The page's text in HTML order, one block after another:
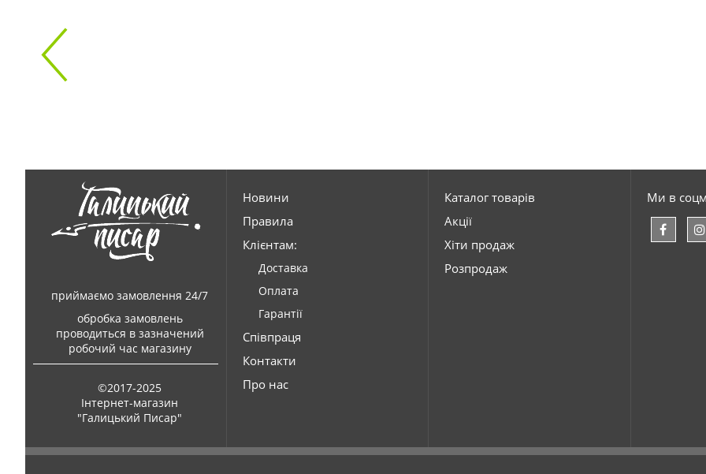
приймаємо замовлення 24/7
обробка замовлень
проводиться в зазначений
робочий час магазину
©2017-2025
Інтернет-магазин
"Галицький Писар"
Новини
Правила
Клієнтам:
Доставка
Оплата
Гарантії
Співпраця
Контакти
Про нас
Каталог товарів
Акції
Хіти продаж
Розпродаж
Ми в